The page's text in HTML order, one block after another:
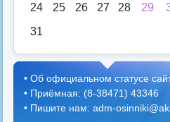
24
25 26 27 28 29
31
• Об официальном статусе
• Приёмная: (8-38471) 43346
• Пишите нам: adm-